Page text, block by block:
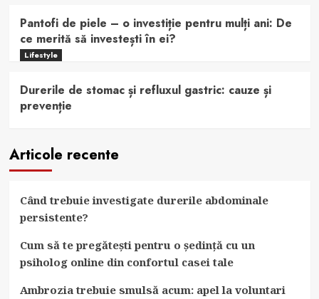
Pantofi de piele – o investiție pentru mulți ani: De
ce merită să investești în ei?
Lifestyle
Durerile de stomac și refluxul gastric: cauze și
prevenție
Articole recente
Când trebuie investigate durerile abdominale
persistente?
Cum să te pregătești pentru o ședință cu un
psiholog online din confortul casei tale
Ambrozia trebuie smulsă acum: apel la voluntari